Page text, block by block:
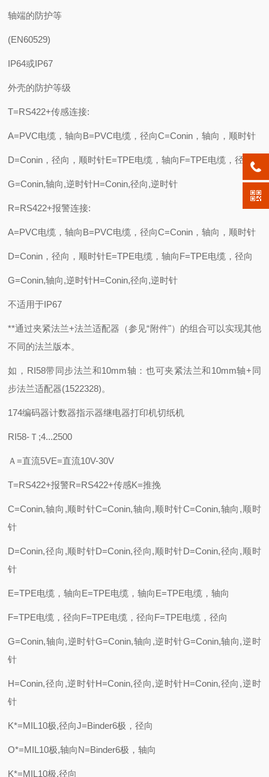
轴端的防护等
(EN60529)
IP64或IP67
外壳的防护等级
T=RS422+传感连接:
A=PVC电缆，轴向B=PVC电缆，径向C=Conin，轴向，顺时针
D=Conin，径向，顺时针E=TPE电缆，轴向F=TPE电缆，径向
G=Conin,轴向,逆时针H=Conin,径向,逆时针
R=RS422+报警连接:
A=PVC电缆，轴向B=PVC电缆，径向C=Conin，轴向，顺时针
D=Conin，径向，顺时针E=TPE电缆，轴向F=TPE电缆，径向
G=Conin,轴向,逆时针H=Conin,径向,逆时针
不适用于IP67
**通过夹紧法兰+法兰适配器（参见“附件"）的组合可以实现其他
不同的法兰版本。
如，RI58带同步法兰和10mm轴：也可夹紧法兰和10mm轴+同
步法兰适配器(1522328)。
174编码器计数器指示器继电器打印机切纸机
RI58-Ｔ;4...2500
Ａ=直流5VE=直流10V-30V
T=RS422+报警R=RS422+传感K=推挽
C=Conin,轴向,顺时针C=Conin,轴向,顺时针C=Conin,轴向,顺时
针
D=Conin,径向,顺时针D=Conin,径向,顺时针D=Conin,径向,顺时
针
E=TPE电缆，轴向E=TPE电缆，轴向E=TPE电缆，轴向
F=TPE电缆，径向F=TPE电缆，径向F=TPE电缆，径向
G=Conin,轴向,逆时针G=Conin,轴向,逆时针G=Conin,轴向,逆时
针
H=Conin,径向,逆时针H=Conin,径向,逆时针H=Conin,径向,逆时
针
K*=MIL10极,径向J=Binder6极，径向
O*=MIL10极,轴向N=Binder6极，轴向
K*=MIL10极,径向